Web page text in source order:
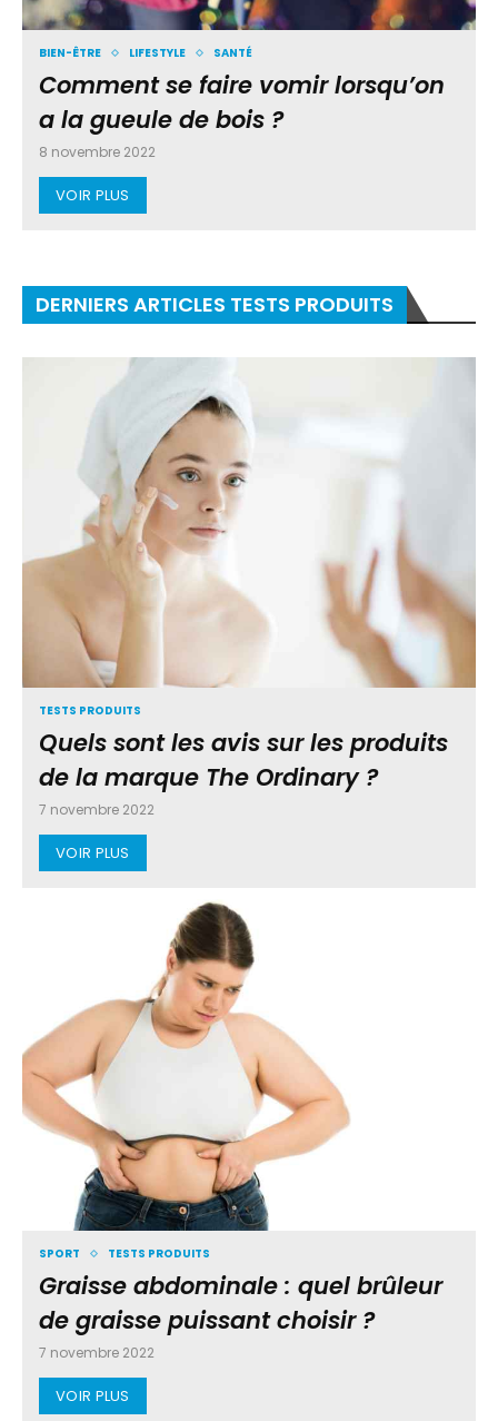
BIEN-ÊTRE LIFESTYLE SANTÉ
Comment se faire vomir lorsqu’on
a la gueule de bois ?
8 novembre 2022
VOIR PLUS
DERNIERS ARTICLES TESTS PRODUITS
TESTS PRODUITS
Quels sont les avis sur les produits
de la marque The Ordinary ?
7 novembre 2022
VOIR PLUS
SPORT TESTS PRODUITS
Graisse abdominale : quel brûleur
de graisse puissant choisir ?
7 novembre 2022
VOIR PLUS